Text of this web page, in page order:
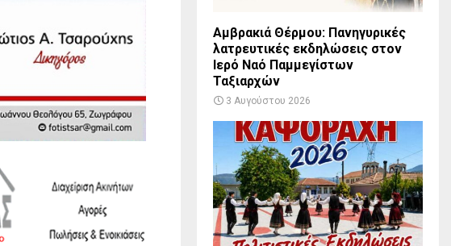
Αμβρακιά Θέρμου: Πανηγυρικές
λατρευτικές εκδηλώσεις στον
Ιερό Ναό Παμμεγίστων
Ταξιαρχών
3 Αυγούστου 2026